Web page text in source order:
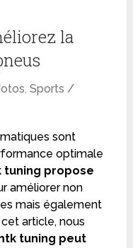
la
,Sports /
sont
optimale
tuning propose
améliorer non
mais également
article, nous
tuning peut